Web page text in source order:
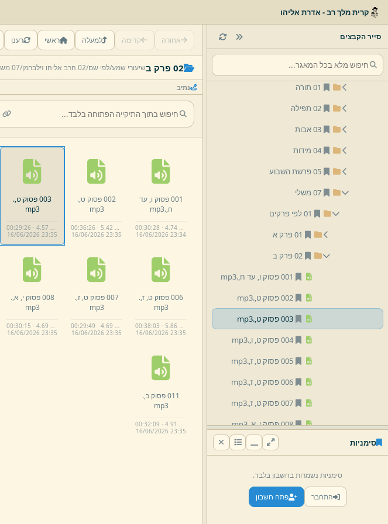
קרית מלך רב - אדרת אליהו
סייר הקבצים
לפי שם
02 הרב אליהו זילברמן
01 תורה
02 תפילה
03 אבות
04 מידות
05 פרשת השבוע
07 משלי
01 לפי פרקים
01 פרק א
02 פרק ב
001 פסוק ו,
עד ח,.
mp3
002 פסוק ט,
.
mp3
003 פסוק ט,
.
mp3
004 פסוק ט,
ו,.
mp3
005 פסוק ט,
ז,.
mp3
006 פסוק ט,
ז,.
mp3
007 פסוק ט,
ז,.
mp3
008 פסוק י,
א,.
mp3
ב, mp3
011 פסוק כ,
.
mp3
03 פרק ג
סימניות
סימניות נשמרות בחשבון בלבד.
התחבר פתח חשבון
אחורה קדימה למעלה ראשי רענן
02 פרק ב שיעורי שמע/לפי שם/02 הרב אליהו זילברמן/ 07 משלי/
נתיב
001 פסוק ו,
עד
ח,.
mp3
00:30:28 · 4.74 MB
16/06/2026 23:34
002 פסוק ט,
.
mp3
00:36:26 · 5.42 MB
16/06/2026 23:35
003 פסוק ט,
.
mp3
00:29:26 · 4.57 MB
16/06/2026 23:35
006 פסוק ט, ז,.
mp3
00:38:03 · 5.86 MB
16/06/2026 23:35
007 פסוק ט, ז,.
mp3
00:29:49 · 4.69 MB
16/06/2026 23:35
008 פסוק י, א,.
mp3
00:30:15 · 4.69 MB
16/06/2026 23:35
011 פסוק כ,
.
mp3
00:32:09 · 4.91 MB
16/06/2026 23:35